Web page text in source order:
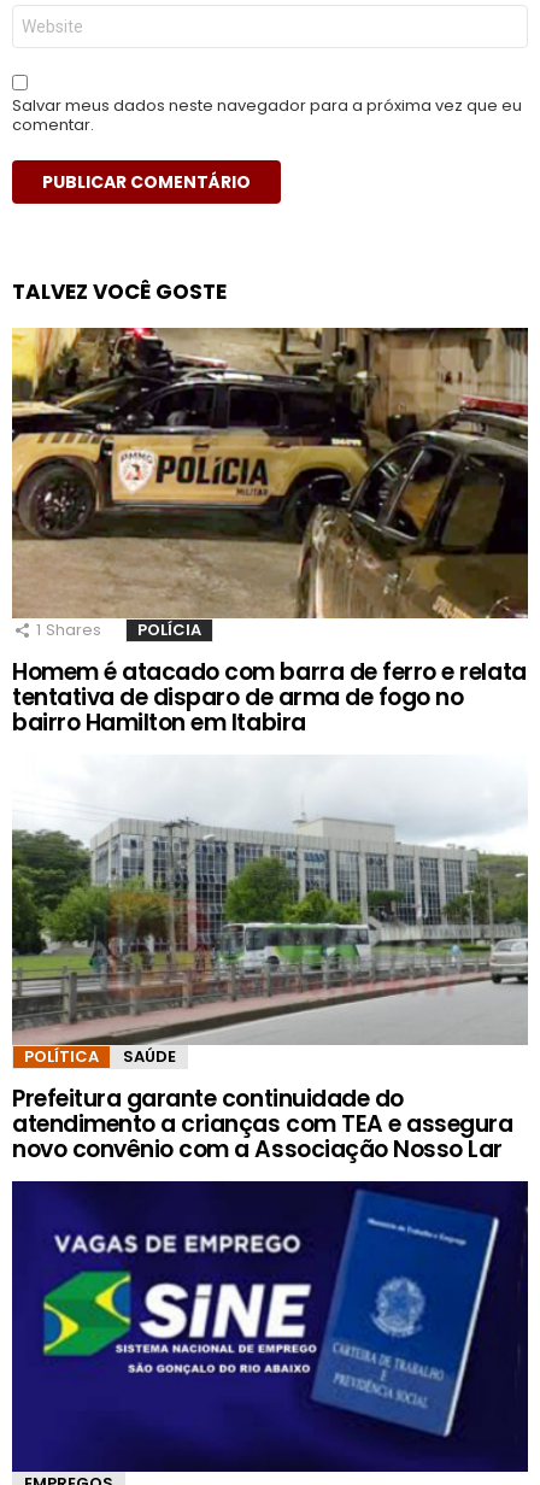
Site
Salvar meus dados neste navegador para a próxima vez que eu
comentar.
TALVEZ VOCÊ GOSTE
1 Shares POLÍCIA
Homem é atacado com barra de ferro e relata
tentativa de disparo de arma de fogo no
bairro Hamilton em Itabira
POLÍTICA SAÚDE
Prefeitura garante continuidade do
atendimento a crianças com TEA e assegura
novo convênio com a Associação Nosso Lar